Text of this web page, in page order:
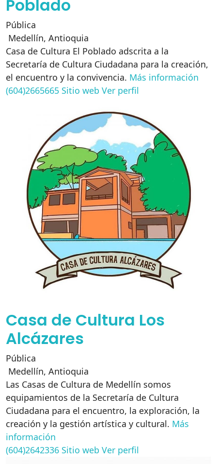
Poblado
Pública
Medellín, Antioquia
Casa de Cultura El Poblado adscrita a la
Secretaría de Cultura Ciudadana para la creación,
el encuentro y la convivencia. Más información
(604)2665665 Sitio web Ver perfil
Casa de Cultura Los
Alcázares
Pública
Medellín, Antioquia
Las Casas de Cultura de Medellín somos
equipamientos de la Secretaría de Cultura
Ciudadana para el encuentro, la exploración, la
creación y la gestión artística y cultural. Más
información
(604)2642336 Sitio web Ver perfil